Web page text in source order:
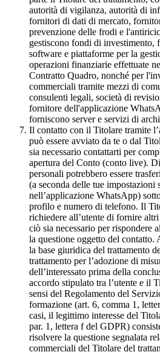
autorità di vigilanza, autorità di
fornitori di dati di mercato,
prevenzione delle frodi e
gestiscono fondi di investimento,
software e piattaforme per la
operazioni finanziarie effettuate
Contratto Quadro, nonché per
commerciali tramite mezzi di
consulenti legali, società di
fornitore dell'applicazione
forniscono server e servizi di
Il contatto con il Titolare tramite
può essere avviato da te o dal
sia necessario contattarti per
apertura del Conto (conto live).
personali potrebbero essere
(a seconda delle tue impostazioni
nell’applicazione WhatsApp)
profilo e numero di telefono. Il
richiedere all’utente di fornire
ciò sia necessario per rispondere
la questione oggetto del contatto.
la base giuridica del trattamento
trattamento per l’adozione di
dell’interessato prima della
accordo stipulato tra l’utente e il
sensi del Regolamento del
formazione (art. 6, comma 1,
casi, il legittimo interesse del
par. 1, lettera f del GDPR)
risolvere la questione segnalata
commerciali del Titolare del